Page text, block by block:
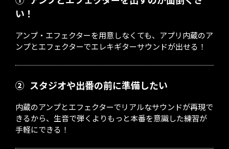
い！
アンプ・エフェクターを用意しなくても、アプリ内蔵のア
ンプとエフェクターでエレキギターサウンドが出せる！
② スタジオや出番の前に準備したい
内蔵のアンプとエフェクターでリアルなサウンドが再現で
きるから、生音で弾くよりもっと本番を意識した練習が
手軽にできる！